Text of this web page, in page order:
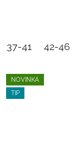
37-41 42-46
NOVINKA
TIP